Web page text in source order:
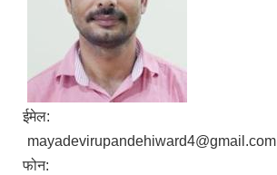
ईमेल:
mayadevirupandehiward4@gmail.com
फोन: